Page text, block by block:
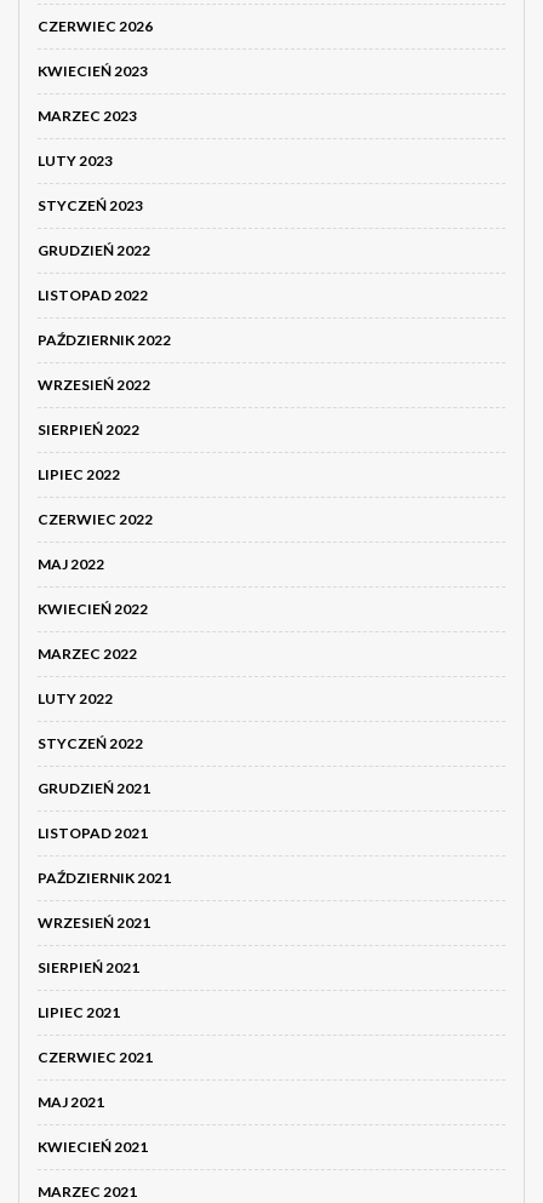
CZERWIEC 2026
KWIECIEŃ 2023
MARZEC 2023
LUTY 2023
STYCZEŃ 2023
GRUDZIEŃ 2022
LISTOPAD 2022
PAŹDZIERNIK 2022
WRZESIEŃ 2022
SIERPIEŃ 2022
LIPIEC 2022
CZERWIEC 2022
MAJ 2022
KWIECIEŃ 2022
MARZEC 2022
LUTY 2022
STYCZEŃ 2022
GRUDZIEŃ 2021
LISTOPAD 2021
PAŹDZIERNIK 2021
WRZESIEŃ 2021
SIERPIEŃ 2021
LIPIEC 2021
CZERWIEC 2021
MAJ 2021
KWIECIEŃ 2021
MARZEC 2021